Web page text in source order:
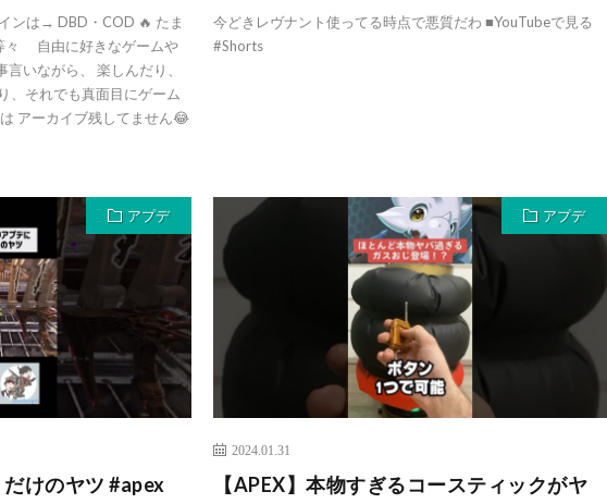
ンは→ DBD・COD 🔥 たま
々 自由に好きなゲームや
いながら、 楽しんだり、
、それでも真面目にゲーム
アーカイブ残してません😂
今どきレヴナント使ってる時点で悪質だわ ■YouTubeで見る
#Shorts
アプデ
けのヤツ #apex
アプデ
2024.01.31
【APEX】本物すぎるコースティックがヤ